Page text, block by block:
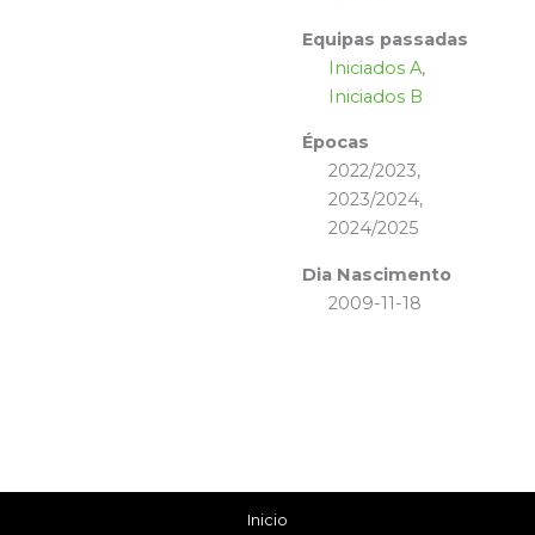
Equipas passadas
Iniciados A,
Iniciados B
Épocas
2022/2023,
2023/2024,
2024/2025
Dia Nascimento
2009-11-18
Inicio